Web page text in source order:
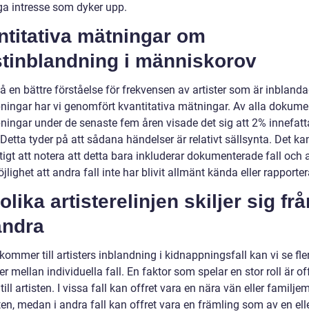
intresse som dyker upp.
mätningar om
i människorov
en bättre förståelse för frekvensen av artister som är
har vi genomfört kvantitativa mätningar. Av alla
under de senaste fem åren visade det sig att 2%
tyder på att sådana händelser är relativt sällsynta. Det
att notera att detta bara inkluderar dokumenterade fall och
att andra fall inte har blivit allmänt kända eller
artisterelinjen skiljer sig
till artisters inblandning i kidnappningsfall kan vi se
mellan individuella fall. En faktor som spelar en stor roll är
artisten. I vissa fall kan offret vara en nära vän eller
medan i andra fall kan offret vara en främling som av en